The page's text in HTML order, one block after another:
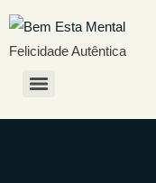
Felicidade Autêntica